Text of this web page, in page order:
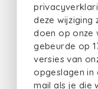
deze wijziging
doen op onze
gebeurde op
versies van
opgeslagen in
mail als je die